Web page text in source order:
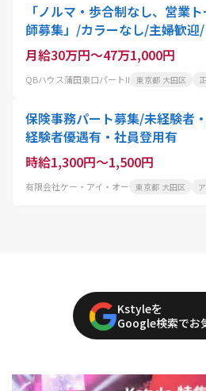
「ノルマ・歩合制なし、営業
師募集」/カラーなし/主婦歓迎
月給30万円～47万1,000円
QBハウス蒲田東口パートII 東京都 大田区
保険事務パート募集/未経験者
経験者優遇有・社員登用有
時給1,300円～1,500円
有限会社ケー・アイ・オー 東京都 大田区
Kstyleを
Google検索でお